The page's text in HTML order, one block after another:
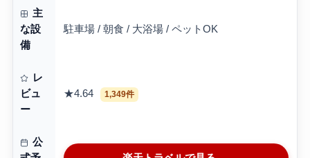
主
な設
備
駐車場 / 朝食 / 大浴場 / ペットOK
レ
ビュ
ー
★4.64 1,349件
公